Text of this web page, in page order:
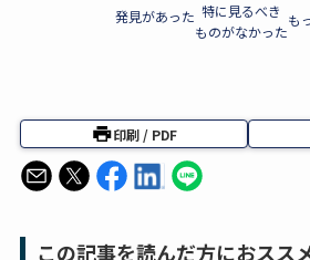
発見があった 特に見るべき
ものがなかった
も
印刷 / PDF
この記事を読んだ方におスス